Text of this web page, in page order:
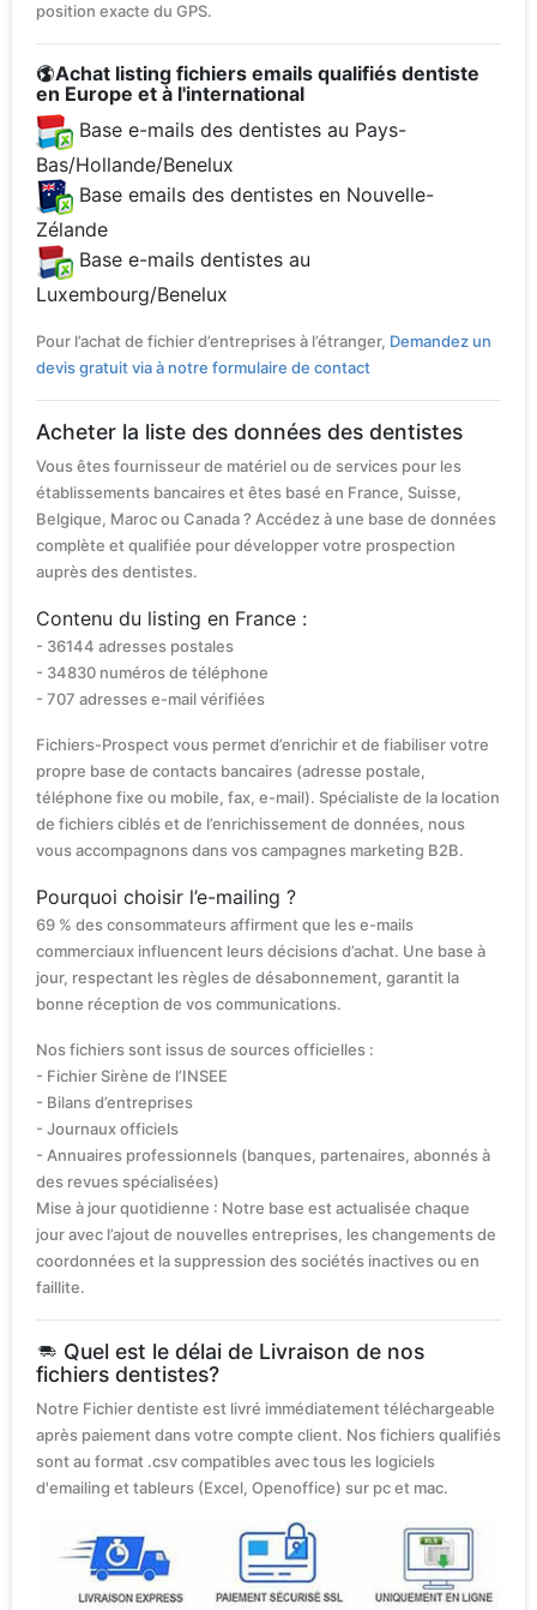
position exacte du GPS.
Achat listing fichiers emails qualifiés dentiste
en Europe et à l'international
Base e-mails des dentistes au Pays-
Bas/Hollande/Benelux
Base emails des dentistes en Nouvelle-
Zélande
Base e-mails dentistes au
Luxembourg/Benelux
Pour l’achat de fichier d’entreprises à l’étranger, Demandez un
devis gratuit via à notre formulaire de contact
Acheter la liste des données des dentistes
Vous êtes fournisseur de matériel ou de services pour les
établissements bancaires et êtes basé en France, Suisse,
Belgique, Maroc ou Canada ? Accédez à une base de données
complète et qualifiée pour développer votre prospection
auprès des dentistes.
Contenu du listing en France :
- 36144 adresses postales
- 34830 numéros de téléphone
- 707 adresses e-mail vérifiées
Fichiers-Prospect vous permet d’enrichir et de fiabiliser votre
propre base de contacts bancaires (adresse postale,
téléphone fixe ou mobile, fax, e-mail). Spécialiste de la location
de fichiers ciblés et de l’enrichissement de données, nous
vous accompagnons dans vos campagnes marketing B2B.
Pourquoi choisir l’e-mailing ?
69 % des consommateurs affirment que les e-mails
commerciaux influencent leurs décisions d’achat. Une base à
jour, respectant les règles de désabonnement, garantit la
bonne réception de vos communications.
Nos fichiers sont issus de sources officielles :
- Fichier Sirène de l’INSEE
- Bilans d’entreprises
- Journaux officiels
- Annuaires professionnels (banques, partenaires, abonnés à
des revues spécialisées)
Mise à jour quotidienne : Notre base est actualisée chaque
jour avec l’ajout de nouvelles entreprises, les changements de
coordonnées et la suppression des sociétés inactives ou en
faillite.
Quel est le délai de Livraison de nos
fichiers dentistes?
Notre Fichier dentiste est livré immédiatement téléchargeable
après paiement dans votre compte client. Nos fichiers qualifiés
sont au format .csv compatibles avec tous les logiciels
d'emailing et tableurs (Excel, Openoffice) sur pc et mac.